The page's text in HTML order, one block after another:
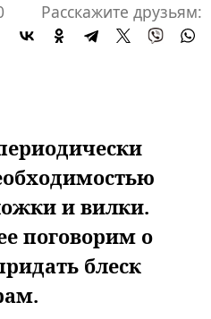
Расскажите друзьям:
и вилки.
поговорим о
блеск